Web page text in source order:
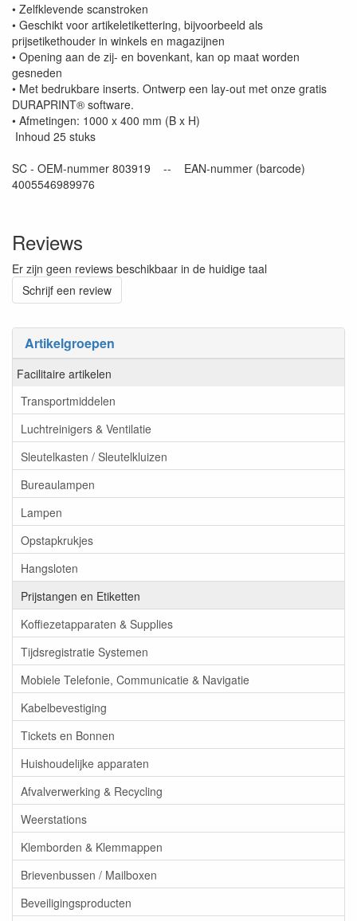
Artikelgroepen
Facilitaire artikelen
Transportmiddelen
Luchtreinigers & Ventilatie
Sleutelkasten / Sleutelkluizen
Bureaulampen
Lampen
Opstapkrukjes
Hangsloten
Prijstangen en Etiketten
Koffiezetapparaten & Supplies
Tijdsregistratie Systemen
Mobiele Telefonie, Communicatie & Navigatie
Kabelbevestiging
Tickets en Bonnen
Huishoudelijke apparaten
Afvalverwerking & Recycling
Weerstations
Klemborden & Klemmappen
Brievenbussen / Mailboxen
Beveiligingsproducten
• Zelfklevende scanstroken
• Geschikt voor artikeletikettering, bijvoorbeeld als
prijsetikethouder in winkels en magazijnen
• Opening aan de zij- en bovenkant, kan op maat worden
gesneden
• Met bedrukbare inserts. Ontwerp een lay-out met onze gratis
DURAPRINT® software.
• Afmetingen: 1000 x 400 mm (B x H)
Inhoud 25 stuks
SC - OEM-nummer 803919 -- EAN-nummer (barcode)
4005546989976
Reviews
Er zijn geen reviews beschikbaar in de huidige taal
Schrijf een review